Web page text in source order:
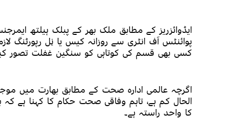
ایڈوائزریز کے مطابق ملک بھر کے پبلک ہیلتھ
پوائنٹس آف انٹری سے روزانہ کیس یا نِل رپورٹنگ
کسی بھی قسم کی کوتاہی کو سنگین غفلت تصور
اگرچہ عالمی ادارہ صحت کے مطابق بھارت میں
الحال کم ہے، تاہم وفاقی صحت حکام کا کہنا ہے
کا واحد راستہ ہے۔